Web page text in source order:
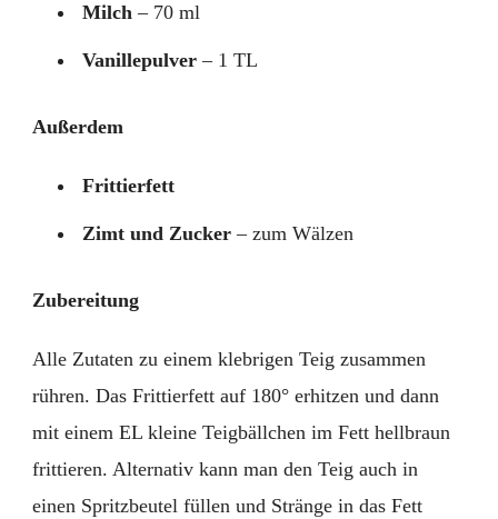
Milch – 70 ml
Vanillepulver – 1 TL
Außerdem
Frittierfett
Zimt und Zucker – zum Wälzen
Zubereitung
Alle Zutaten zu einem klebrigen Teig zusammen
rühren. Das Frittierfett auf 180° erhitzen und dann
mit einem EL kleine Teigbällchen im Fett hellbraun
frittieren. Alternativ kann man den Teig auch in
einen Spritzbeutel füllen und Stränge in das Fett